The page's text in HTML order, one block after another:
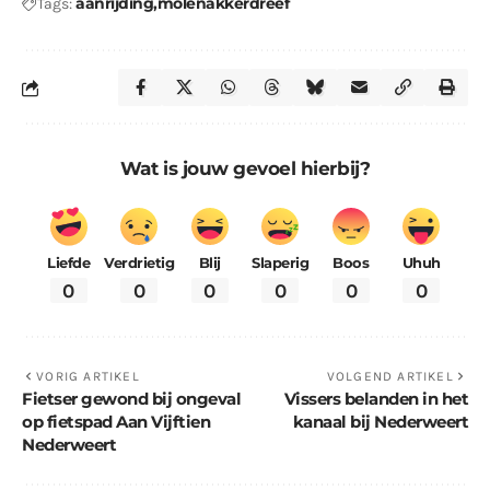
Tags:
Wat is jouw gevoel hierbij?
Liefde
0
Verdrietig
0
Blij
0
Slaperig
0
Boos
0
Uhuh
0
VORIG ARTIKEL
Fietser gewond bij ongeval
op fietspad Aan Vijftien
Nederweert
VOLGEND ARTIKEL
Vissers belanden in het
kanaal bij Nederweert